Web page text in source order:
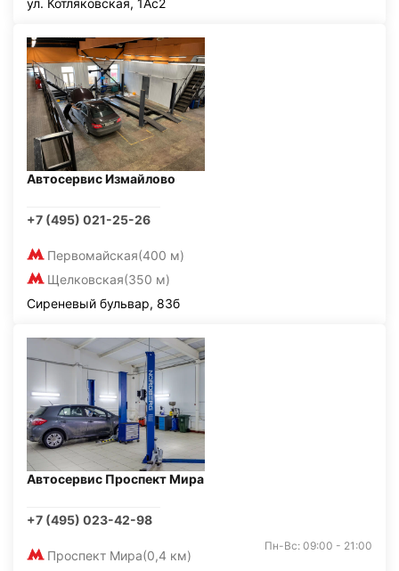
ул. Котляковская, 1Ас2
Автосервис Измайлово
+7 (495) 021-25-26
Первомайская(400 м)
Щелковская(350 м)
Сиреневый бульвар, 83б
Автосервис Проспект Мира
+7 (495) 023-42-98
Проспект Мира(0,4 км)
Пн-Вс: 09:00 - 21:00